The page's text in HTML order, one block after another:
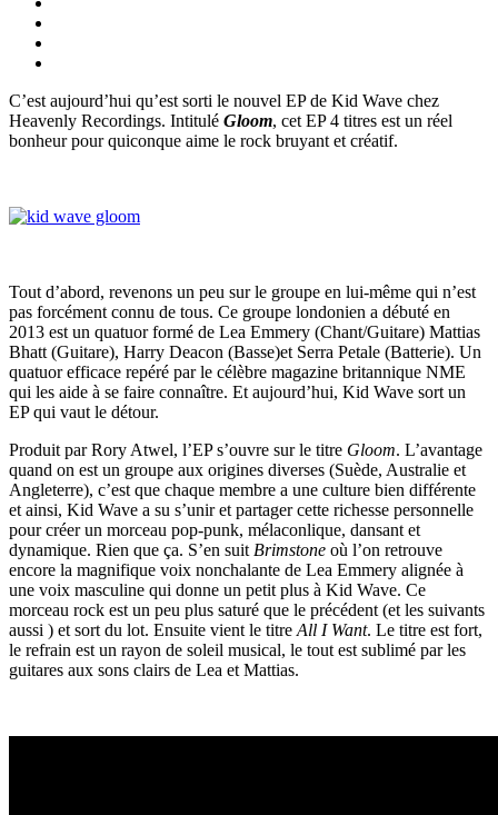
C’est aujourd’hui qu’est sorti le nouvel EP de Kid Wave chez
Heavenly Recordings. Intitulé Gloom, cet EP 4 titres est un réel
bonheur pour quiconque aime le rock bruyant et créatif.
Tout d’abord, revenons un peu sur le groupe en lui-même qui n’est
pas forcément connu de tous. Ce groupe londonien a débuté en
2013 est un quatuor formé de Lea Emmery (Chant/Guitare) Mattias
Bhatt (Guitare), Harry Deacon (Basse)et Serra Petale (Batterie). Un
quatuor efficace repéré par le célèbre magazine britannique NME
qui les aide à se faire connaître. Et aujourd’hui, Kid Wave sort un
EP qui vaut le détour.
Produit par Rory Atwel, l’EP s’ouvre sur le titre Gloom. L’avantage
quand on est un groupe aux origines diverses (Suède, Australie et
Angleterre), c’est que chaque membre a une culture bien différente
et ainsi, Kid Wave a su s’unir et partager cette richesse personnelle
pour créer un morceau pop-punk, mélaconlique, dansant et
dynamique. Rien que ça. S’en suit Brimstone où l’on retrouve
encore la magnifique voix nonchalante de Lea Emmery alignée à
une voix masculine qui donne un petit plus à Kid Wave. Ce
morceau rock est un peu plus saturé que le précédent (et les suivants
aussi ) et sort du lot. Ensuite vient le titre All I Want. Le titre est fort,
le refrain est un rayon de soleil musical, le tout est sublimé par les
guitares aux sons clairs de Lea et Mattias.